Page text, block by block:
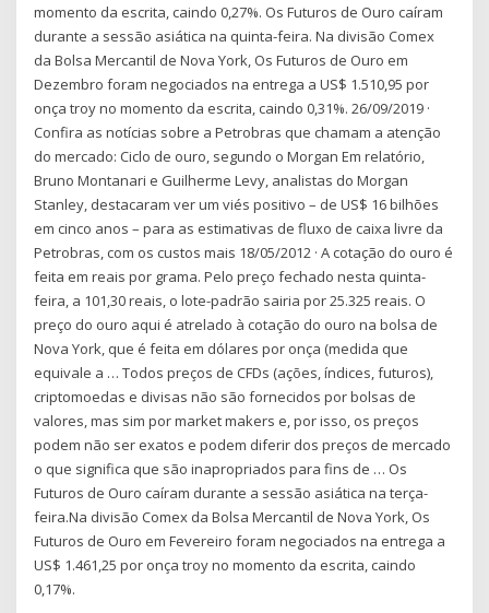
momento da escrita, caindo 0,27%. Os Futuros de Ouro caíram
durante a sessão asiática na quinta-feira. Na divisão Comex
da Bolsa Mercantil de Nova York, Os Futuros de Ouro em
Dezembro foram negociados na entrega a US$ 1.510,95 por
onça troy no momento da escrita, caindo 0,31%. 26/09/2019 ·
Confira as notícias sobre a Petrobras que chamam a atenção
do mercado: Ciclo de ouro, segundo o Morgan Em relatório,
Bruno Montanari e Guilherme Levy, analistas do Morgan
Stanley, destacaram ver um viés positivo – de US$ 16 bilhões
em cinco anos – para as estimativas de fluxo de caixa livre da
Petrobras, com os custos mais 18/05/2012 · A cotação do ouro é
feita em reais por grama. Pelo preço fechado nesta quinta-
feira, a 101,30 reais, o lote-padrão sairia por 25.325 reais. O
preço do ouro aqui é atrelado à cotação do ouro na bolsa de
Nova York, que é feita em dólares por onça (medida que
equivale a … Todos preços de CFDs (ações, índices, futuros),
criptomoedas e divisas não são fornecidos por bolsas de
valores, mas sim por market makers e, por isso, os preços
podem não ser exatos e podem diferir dos preços de mercado
o que significa que são inapropriados para fins de … Os
Futuros de Ouro caíram durante a sessão asiática na terça-
feira.Na divisão Comex da Bolsa Mercantil de Nova York, Os
Futuros de Ouro em Fevereiro foram negociados na entrega a
US$ 1.461,25 por onça troy no momento da escrita, caindo
0,17%.